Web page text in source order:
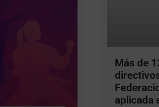
Más de
aplicada